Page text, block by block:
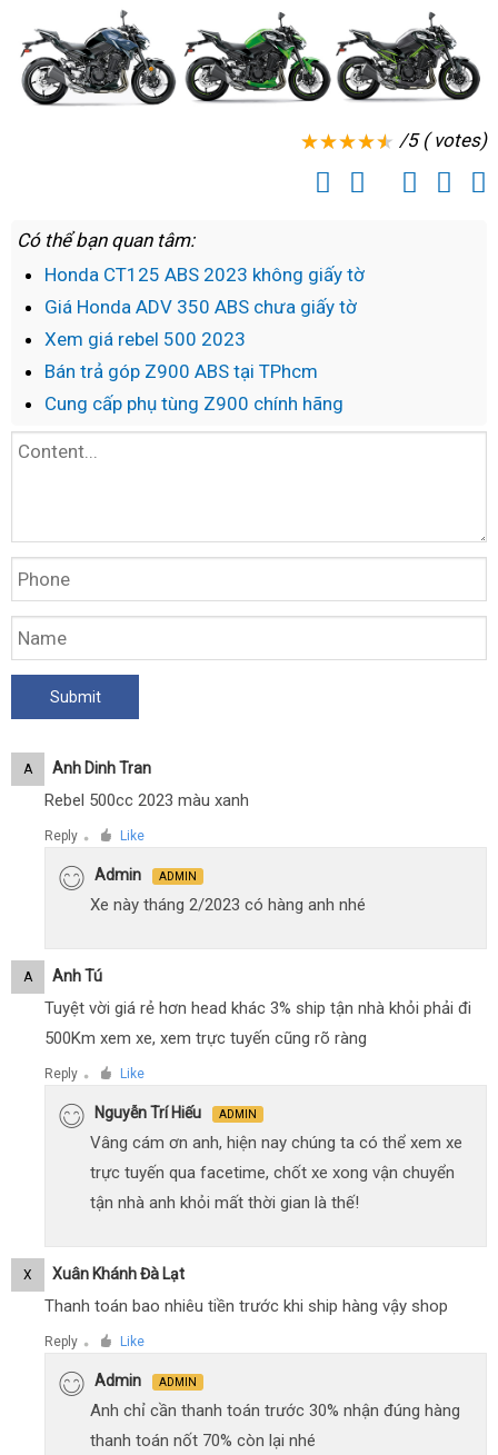
/5 ( votes)
Có thể bạn quan tâm:
Honda CT125 ABS 2023 không giấy tờ
Giá Honda ADV 350 ABS chưa giấy tờ
Xem giá rebel 500 2023
Bán trả góp Z900 ABS tại TPhcm
Cung cấp phụ tùng Z900 chính hãng
A Anh Dinh Tran
Rebel 500cc 2023 màu xanh
Reply ● Like
Admin ADMIN
Xe này tháng 2/2023 có hàng anh nhé
A Anh Tú
Tuyệt vời giá rẻ hơn head khác 3% ship tận nhà khỏi phải đi
500Km xem xe, xem trực tuyến cũng rõ ràng
Reply ● Like
Nguyễn Trí Hiếu ADMIN
Vâng cám ơn anh, hiện nay chúng ta có thể xem xe
trực tuyến qua facetime, chốt xe xong vận chuyển
tận nhà anh khỏi mất thời gian là thế!
X Xuân Khánh Đà Lạt
Thanh toán bao nhiêu tiền trước khi ship hàng vậy shop
Reply ● Like
Admin ADMIN
Anh chỉ cần thanh toán trước 30% nhận đúng hàng
thanh toán nốt 70% còn lại nhé